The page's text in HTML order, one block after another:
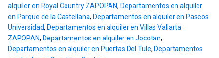
alquiler en Royal Country ZAPOPAN, Departamentos en alquiler
en Parque de la Castellana, Departamentos en alquiler en Paseos
Universidad, Departamentos en alquiler en Villas Vallarta
ZAPOPAN, Departamentos en alquiler en Jocotan,
Departamentos en alquiler en Puertas Del Tule, Departamentos